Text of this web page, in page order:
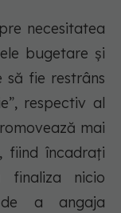
necesitatea
bugetare și
să fie restrâns
respectiv al
mai
fiind încadrați
nicio
a angaja